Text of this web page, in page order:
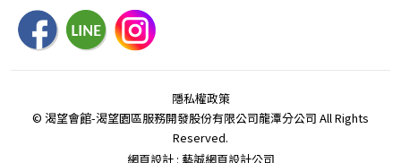
隱私權政策
© 渴望會館-渴望園區服務開發股份有限公司龍潭分公司 All Rights
Reserved.
網頁設計 : 藝誠網頁設計公司